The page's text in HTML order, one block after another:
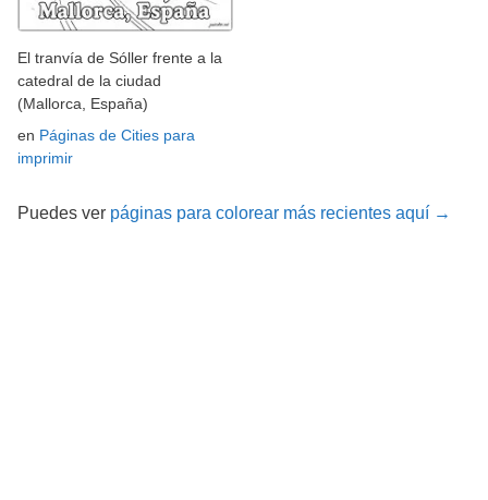
El tranvía de Sóller frente a la
catedral de la ciudad
(Mallorca, España)
en Páginas de Cities para
imprimir
Puedes ver páginas para colorear más recientes aquí →